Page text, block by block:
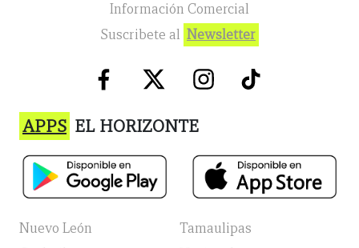
Información Comercial
Suscribete al Newsletter
APPS EL HORIZONTE
Nuevo León
Tamaulipas